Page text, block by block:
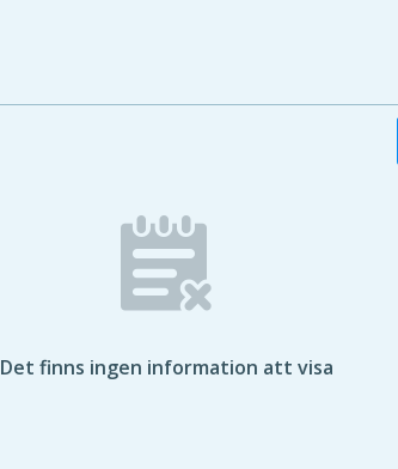
Det finns ingen information att visa